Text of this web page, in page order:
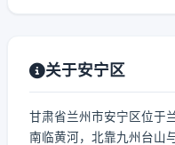
关于安宁区
甘肃省兰州市安宁区位于
南临黄河，北靠九州台山